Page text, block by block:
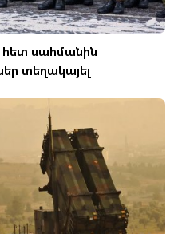
սահմանին
տեղակայել